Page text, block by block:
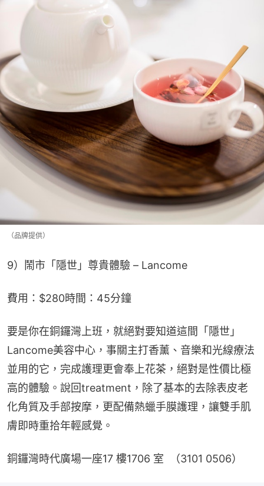
（品牌提供）
9）鬧市「隱世」尊貴體驗 – Lancome
費用：$280時間：45分鐘
要是你在銅鑼灣上班，就絕對要知道這間「隱世」
Lancome美容中心，事關主打香薰、音樂和光線療法
並用的它，完成護理更會奉上花茶，絕對是性價比極
高的體驗。說回treatment，除了基本的去除表皮老
化角質及手部按摩，更配備熱蠟手膜護理，讓雙手肌
膚即時重拾年輕感覺。
銅鑼灣時代廣場一座17 樓1706 室  （3101 0506）